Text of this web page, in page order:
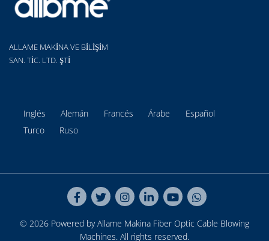
ALLAME MAKİNA VE BİLİŞİM
SAN. TİC. LTD. ŞTİ
Inglés Alemán Francés Árabe
Español
Turco
Ruso
© 2026 Powered by Allame Makina Fiber Optic Cable Blowing
Machines. All rights reserved.